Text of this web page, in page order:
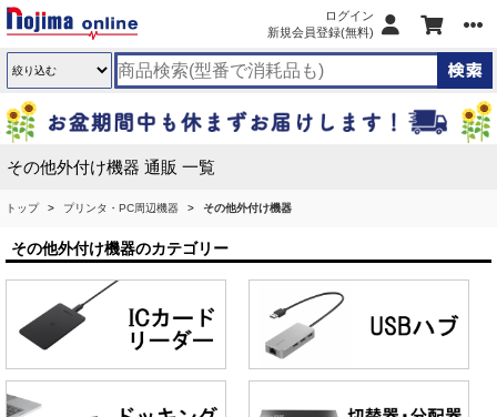
ログイン
新規会員登録(無料)
その他外付け機器 通販 一覧
トップ プリンタ・PC周辺機器 その他外付け機器
その他外付け機器のカテゴリー